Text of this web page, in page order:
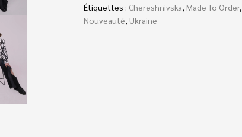
Étiquettes : Chereshnivska, Made To Order,
Nouveauté, Ukraine